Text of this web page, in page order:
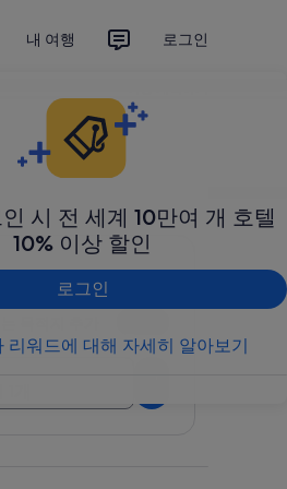
내 여행 로그인
시 전 세계 10만여 개 호텔
10% 이상 할인
로그인
리워드에 대해 자세히 알아보기
개